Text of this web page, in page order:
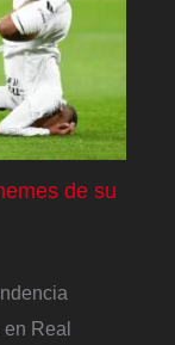
de su
en Real